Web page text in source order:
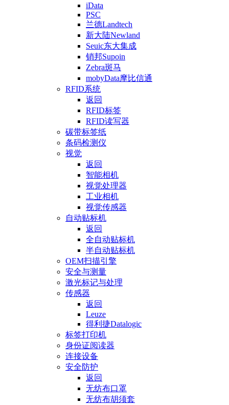
iData
PSC
兰德Landtech
新大陆Newland
Seuic东大集成
销邦Supoin
Zebra斑马
mobyData摩比信通
RFID系统
返回
RFID标签
RFID读写器
碳带标签纸
条码检测仪
视觉
返回
智能相机
视觉处理器
工业相机
视觉传感器
自动贴标机
返回
全自动贴标机
半自动贴标机
OEM扫描引擎
安全与测量
激光标记与处理
传感器
返回
Leuze
得利捷Datalogic
标签打印机
身份证阅读器
连接设备
安全防护
返回
无纺布口罩
无纺布胡须套